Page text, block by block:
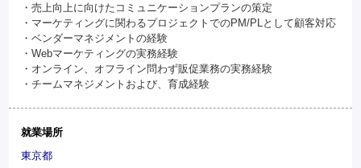
・売上向上に向けたコミュニケーションプランの策定
・マーケティングに関わるプロジェクトでのPM/PLとして顧客対応
・ベンダーマネジメントの経験
・Webマーケティングの実務経験
・オンライン、オフライン問わず販促業務の実務経験
・チームマネジメントおよび、育成経験
就業場所
東京都